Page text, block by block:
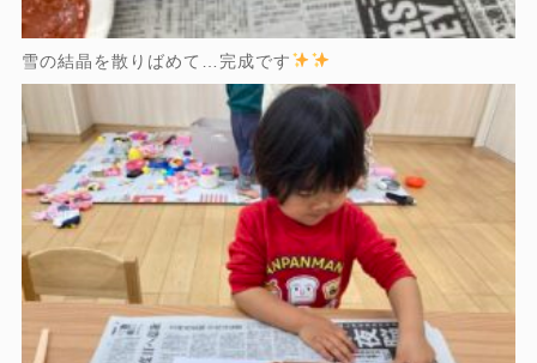
雪の結晶を散りばめて…完成です